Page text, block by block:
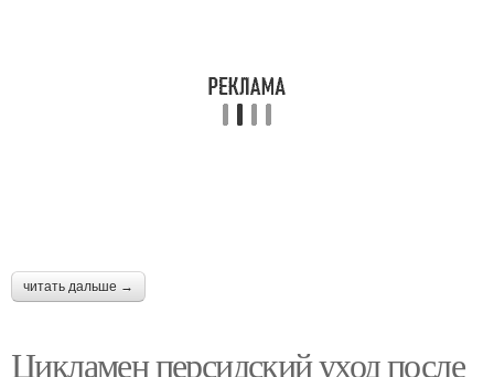
читать дальше →
Цикламен персидский уход после